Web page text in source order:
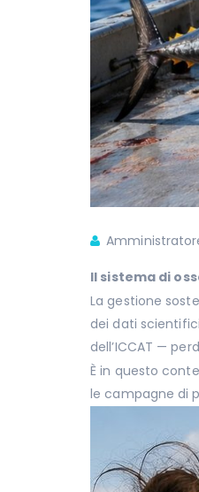
Author
Il sistema di
La gestione
dei dati
dell’ICCAT —
È in questo
le campagne di